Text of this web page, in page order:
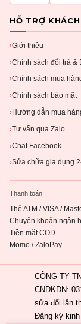
HỖ TRỢ
›Giới thiệu
›Chính sách đổi trả &
›Chính sách mua
›Chính sách bảo mật
› Hướng dẫn mua
›Tư vấn qua Zalo
›Chat Facebook
›Sửa chữa gia dụng
Thanh toán
Thẻ ATM / VISA /
Chuyển khoản ngân
Tiền mặt COD
Momo / ZaloPay
CÔNG TY
CNĐKDN:
sửa đổi lần
Đăng ký